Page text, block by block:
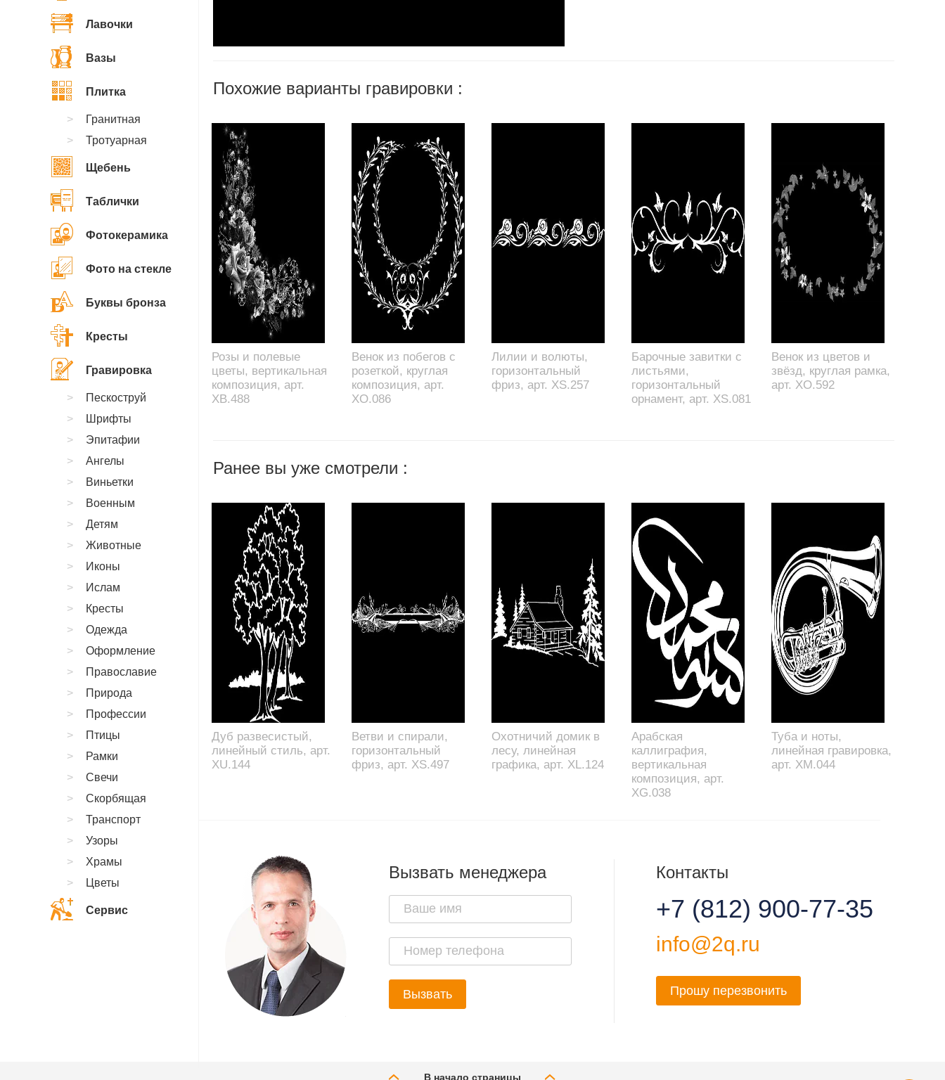
Похожие варианты гравировки :
Розы и полевые
цветы, вертикальная
композиция, арт.
XB.488
Венок из побегов с
розеткой, круглая
композиция, арт.
XO.086
Лилии и волюты,
горизонтальный
фриз, арт. XS.257
Барочные завитки с
листьями,
горизонтальный
орнамент, арт. XS.081
Венок из цветов и
звёзд, круглая рамка,
арт. XO.592
Ранее вы уже смотрели :
Дуб развесистый,
линейный стиль, арт.
XU.144
Ветви и спирали,
горизонтальный
фриз, арт. XS.497
Охотничий домик в
лесу, линейная
графика, арт. XL.124
Арабская
каллиграфия,
вертикальная
композиция, арт.
XG.038
Туба и ноты,
линейная гравировка,
арт. XM.044
Лавочки
Вазы
Плитка
Гранитная
Тротуарная
Щебень
Таблички
Фотокерамика
Фото на стекле
Буквы бронза
Кресты
Гравировка
Пескоструй
Шрифты
Эпитафии
Ангелы
Виньетки
Военным
Детям
Животные
Иконы
Ислам
Кресты
Одежда
Оформление
Православие
Природа
Профессии
Птицы
Рамки
Свечи
Скорбящая
Транспорт
Узоры
Храмы
Цветы
Сервис
Вызвать менеджера
Вызвать
Контакты
+7 (812) 900-77-35
info@2q.ru
Прошу перезвонить
В начало страницы